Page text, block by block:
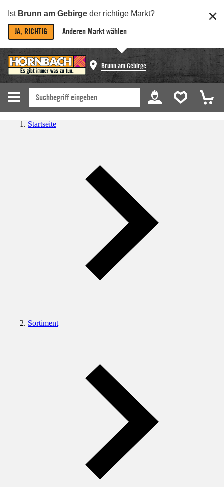
Ist Brunn am Gebirge der richtige Markt?
JA, RICHTIG Anderen Markt wählen
Brunn am Gebirge
Startseite
Sortiment